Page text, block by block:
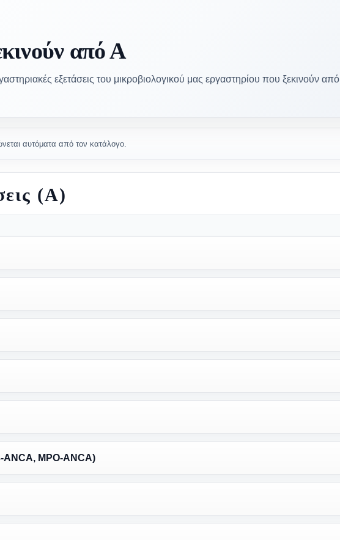
από Α
εξετάσεις του μικροβιολογικού μας εργαστηρίου που ξεκινούν από
αυτόματα από τον κατάλογο.
(Α)
MPO-ANCA)